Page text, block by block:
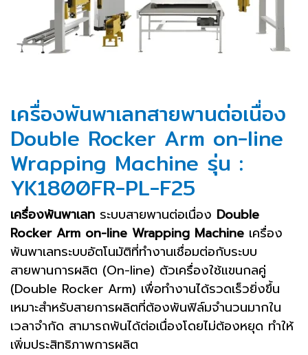
เครื่องพันพาเลทสายพานต่อเนื่อง
Double Rocker Arm on-line
Wrapping Machine รุ่น :
YK1800FR-PL-F25
เครื่องพันพาเลท ระบบสายพานต่อเนื่อง Double
Rocker Arm on-line Wrapping Machine เครื่อง
พันพาเลทระบบอัตโนมัติที่ทำงานเชื่อมต่อกับระบบ
สายพานการผลิต (On-line) ตัวเครื่องใช้แขนกลคู่
(Double Rocker Arm) เพื่อทำงานได้รวดเร็วยิ่งขึ้น
เหมาะสำหรับสายการผลิตที่ต้องพันฟิล์มจำนวนมากใน
เวลาจำกัด สามารถพันได้ต่อเนื่องโดยไม่ต้องหยุด ทำให้
เพิ่มประสิทธิภาพการผลิต